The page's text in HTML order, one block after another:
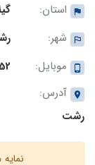
استان:
شهر:
موبایل:
آدرس:
رشت